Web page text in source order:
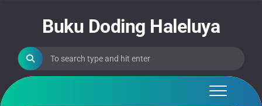
Buku Doding Haleluya